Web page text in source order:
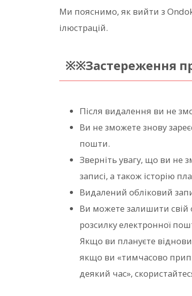
Ми пояснимо, як вийти з
ілюстрацій.
※※Застереження
Після видалення ви не
Ви не зможете знову
пошти.
Зверніть увагу, що ви не
записі, а також історію
Видалений обліковий
Ви можете залишити свій
розсилку електронної
Якщо ви плануєте
якщо ви «тимчасово
деякий час»,